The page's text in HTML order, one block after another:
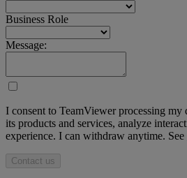
Business Role
Message:
I consent to TeamViewer processing my
its products and services, analyze
experience. I can withdraw anytime. See
Contact us